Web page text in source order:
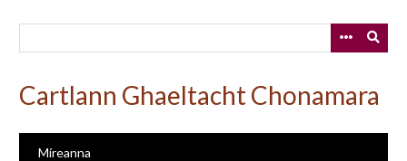
Cartlann Ghaeltacht Chonamara
Míreanna